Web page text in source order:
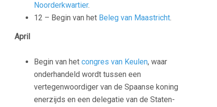
Noorderkwartier.
12 – Begin van het Beleg van Maastricht.
April
Begin van het congres van Keulen, waar
onderhandeld wordt tussen een
vertegenwoordiger van de Spaanse koning
enerzijds en een delegatie van de Staten-